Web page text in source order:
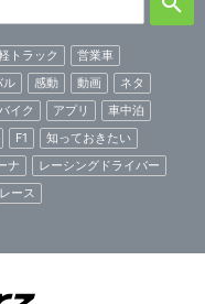
トラック
営業車
ル 感動 動画
ネタ
バイク アプリ
車中泊
F1
知っておきたい
ナ
レーシングドライバー
レース